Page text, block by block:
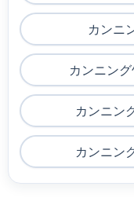
カンニ
カンニン
カンニン
カンニン